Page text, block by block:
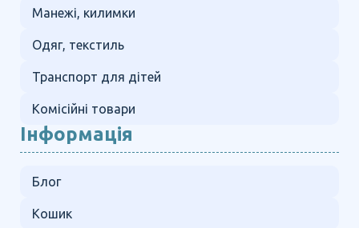
Манежі, килимки
Одяг, текстиль
Транспорт для дітей
Комісійні товари
Інформація
Блог
Кошик